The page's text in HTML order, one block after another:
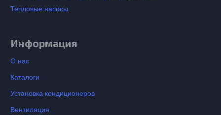
Тепловые насосы
Информация
О нас
Каталоги
Установка кондиционеров
Вентиляция